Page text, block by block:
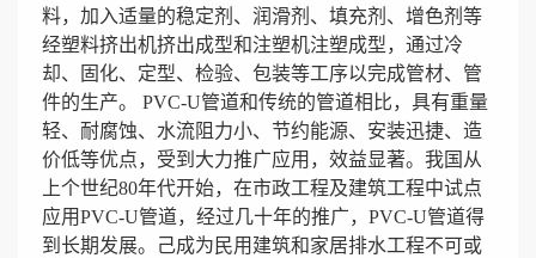
料，加入适量的稳定剂、润滑剂、填充剂、增色剂等
经塑料挤出机挤出成型和注塑机注塑成型，通过冷
却、固化、定型、检验、包装等工序以完成管材、管
件的生产。 PVC-U管道和传统的管道相比，具有重量
轻、耐腐蚀、水流阻力小、节约能源、安装迅捷、造
价低等优点，受到大力推广应用，效益显著。我国从
上个世纪80年代开始，在市政工程及建筑工程中试点
应用PVC-U管道，经过几十年的推广，PVC-U管道得
到长期发展。己成为民用建筑和家居排水工程不可或